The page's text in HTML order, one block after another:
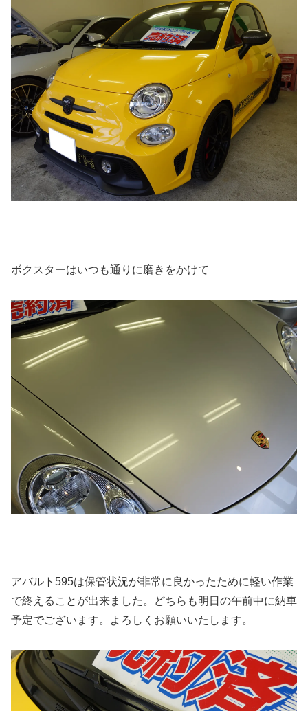
ボクスターはいつも通りに磨きをかけて
アバルト595は保管状況が非常に良かったために軽い作業
で終えることが出来ました。どちらも明日の午前中に納車
予定でございます。よろしくお願いいたします。